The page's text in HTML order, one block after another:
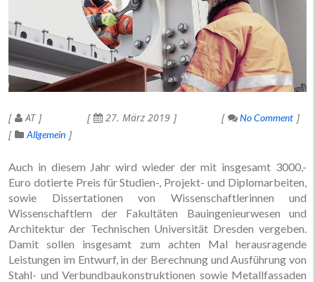
AT 27. März 2019
No Comment
Allgemein
Auch in diesem Jahr wird wieder der mit insgesamt 3000,-
Euro dotierte Preis für Studien-, Projekt- und Diplomarbeiten,
sowie Dissertationen von Wissenschaftlerinnen und
Wissenschaftlern der Fakultäten Bauingenieurwesen und
Architektur der Technischen Universität Dresden vergeben.
Damit sollen insgesamt zum achten Mal herausragende
Leistungen im Entwurf, in der Berechnung und Ausführung von
Stahl- und Verbundbaukonstruktionen sowie Metallfassaden